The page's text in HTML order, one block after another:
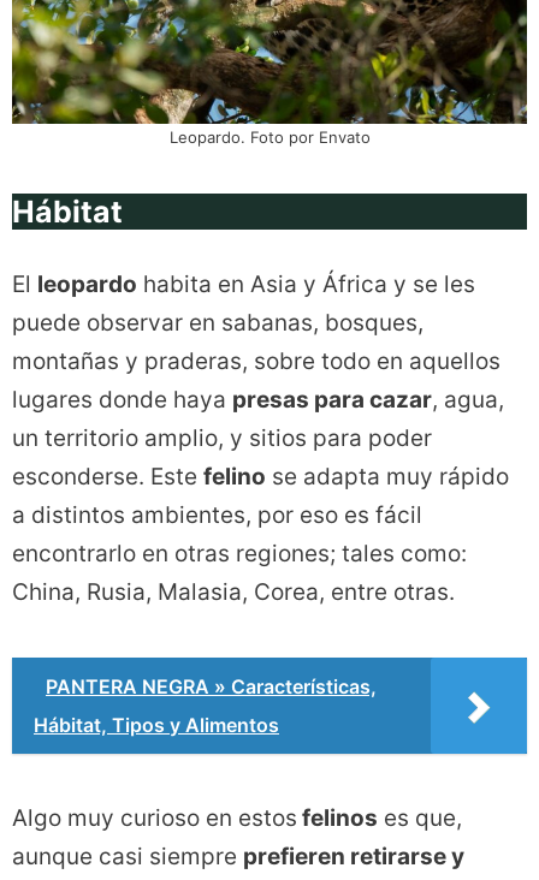
Leopardo. Foto por Envato
Hábitat
El leopardo habita en Asia y África y se les
puede observar en sabanas, bosques,
montañas y praderas, sobre todo en aquellos
lugares donde haya presas para cazar, agua,
un territorio amplio, y sitios para poder
esconderse. Este felino se adapta muy rápido
a distintos ambientes, por eso es fácil
encontrarlo en otras regiones; tales como:
China, Rusia, Malasia, Corea, entre otras.
PANTERA NEGRA » Características,
Hábitat, Tipos y Alimentos
Algo muy curioso en estos felinos es que,
aunque casi siempre prefieren retirarse y